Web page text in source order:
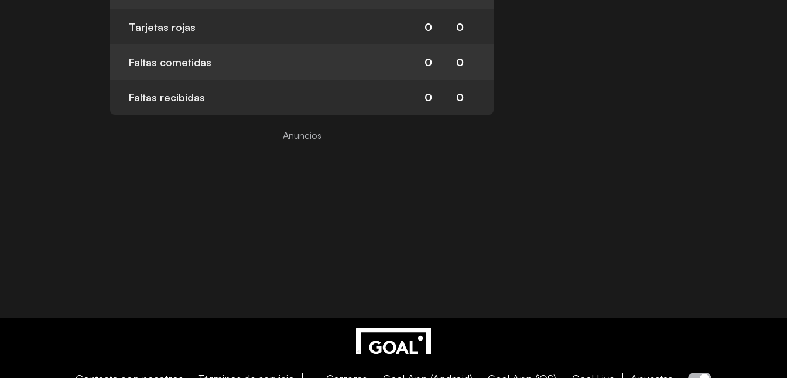
Tarjetas rojas 0 0
Faltas cometidas 0 0
Faltas recibidas 0 0